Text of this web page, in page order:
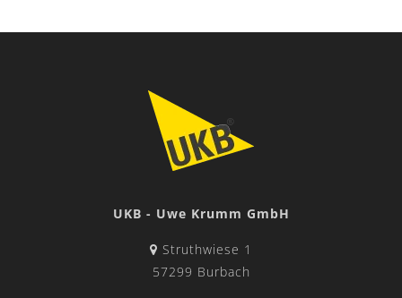
UKB - Uwe Krumm GmbH
Struthwiese 1
57299 Burbach